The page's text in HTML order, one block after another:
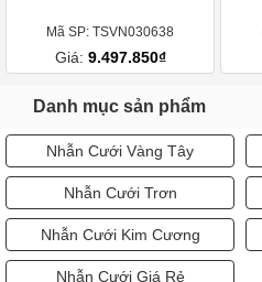
Mã SP: TSVN030638
Giá: 9.497.850₫
Danh mục sản phẩm
Nhẫn Cưới Vàng Tây
Nhẫn Cưới Trơn
Nhẫn Cưới Kim Cương
Nhẫn Cưới Giá Rẻ